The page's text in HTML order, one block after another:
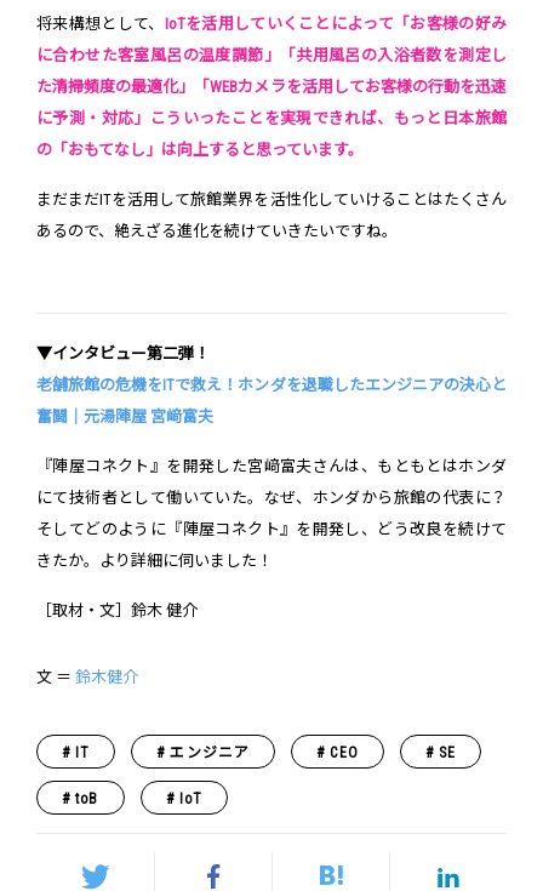
将来構想として、 IoTを活用していくことによって「お客様の好み
に合わせた客室風呂の温度調節」「共用風呂の入浴者数を測定し
た清掃頻度の最適化」「WEBカメラを活用してお客様の行動を迅速
に予測・対応」こういったことを実現できれば、もっと日本旅館
の「おもてなし」は向上すると思っています。
まだまだITを活用して旅館業界を活性化していけることはたくさん
あるので、絶えざる進化を続けていきたいですね。
▼インタビュー第二弾！
老舗旅館の危機をITで救え！ホンダを退職したエンジニアの決心と
奮闘｜元湯陣屋 宮﨑富夫
『陣屋コネクト』を開発した宮﨑富夫さんは、もともとはホンダ
にて技術者として働いていた。なぜ、ホンダから旅館の代表に？
そしてどのように『陣屋コネクト』を開発し、どう改良を続けて
きたか。より詳細に伺いました！
［取材・文］鈴木 健介
文 ＝ 鈴木健介
IT エンジニア CEO SE
toB IoT